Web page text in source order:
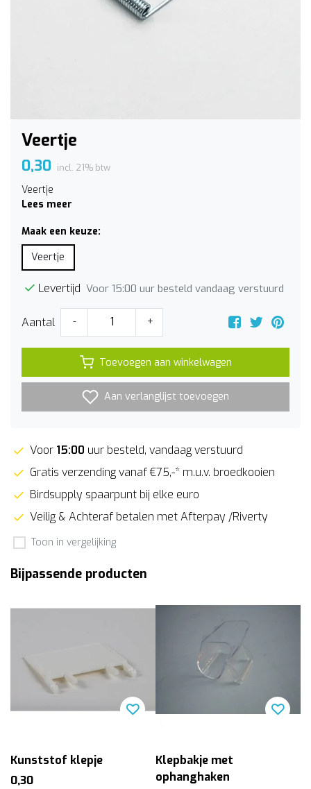
Veertje
0,30 incl. 21% btw
Veertje
Lees meer
Maak een keuze:
Veertje
Levertijd Voor 15:00 uur besteld vandaag verstuurd
Aantal - +
Toevoegen aan winkelwagen
Aan verlanglijst toevoegen
Voor 15:00 uur besteld, vandaag verstuurd
Gratis verzending vanaf €75,-* m.u.v. broedkooien
Birdsupply spaarpunt bij elke euro
Veilig & Achteraf betalen met Afterpay /Riverty
Toon in vergelijking
Bijpassende producten
Kunststof klepje
0,30
Klepbakje met
ophanghaken